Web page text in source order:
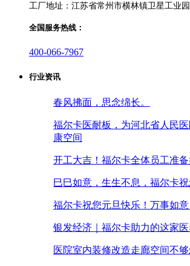
工厂地址：江苏省常州市横林镇卫星工业
全国服务热线：
400-066-7967
行业资讯
春风拂面，思念绵长。
福尔卡医耐板，为河北省人民
康空间
开工大吉！福尔卡全体员工准备
巳巳如意，生生不息，福尔卡祝
福尔卡祝您元旦快乐！万事如意
银发经济｜福尔卡助力的这家
医院室内装修改造走廊空间不够